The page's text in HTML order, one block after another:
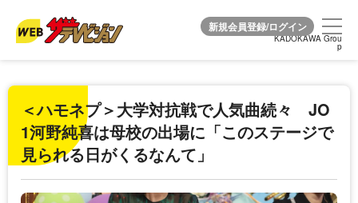
KADOKAWA Grou
p
KADOKAWA Grou
p
＜ハモネプ＞大学対抗戦で人気曲続々 JO
1河野純喜は母校の出場に「このステージで
見られる日がくるなんて」